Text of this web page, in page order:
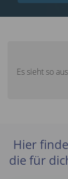
Es sieht so
Hier
die für